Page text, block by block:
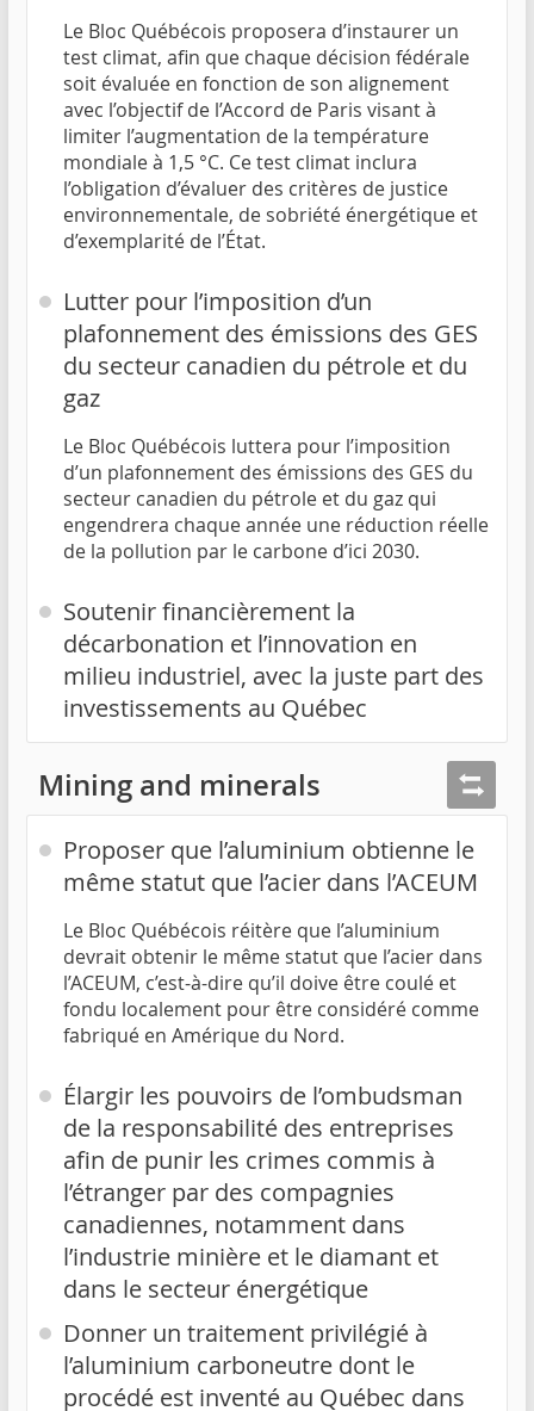
Le Bloc Québécois proposera d’instaurer un
test climat, afin que chaque décision fédérale
soit évaluée en fonction de son alignement
avec l’objectif de l’Accord de Paris visant à
limiter l’augmentation de la température
mondiale à 1,5 °C. Ce test climat inclura
l’obligation d’évaluer des critères de justice
environnementale, de sobriété énergétique et
d’exemplarité de l’État.
Lutter pour l’imposition d’un
plafonnement des émissions des GES
du secteur canadien du pétrole et du
gaz
Le Bloc Québécois luttera pour l’imposition
d’un plafonnement des émissions des GES du
secteur canadien du pétrole et du gaz qui
engendrera chaque année une réduction réelle
de la pollution par le carbone d’ici 2030.
Soutenir financièrement la
décarbonation et l’innovation en
milieu industriel, avec la juste part des
investissements au Québec
Mining and minerals
Proposer que l’aluminium obtienne le
même statut que l’acier dans l’ACEUM
Le Bloc Québécois réitère que l’aluminium
devrait obtenir le même statut que l’acier dans
l’ACEUM, c’est-à-dire qu’il doive être coulé et
fondu localement pour être considéré comme
fabriqué en Amérique du Nord.
Élargir les pouvoirs de l’ombudsman
de la responsabilité des entreprises
afin de punir les crimes commis à
l’étranger par des compagnies
canadiennes, notamment dans
l’industrie minière et le diamant et
dans le secteur énergétique
Donner un traitement privilégié à
l’aluminium carboneutre dont le
procédé est inventé au Québec dans